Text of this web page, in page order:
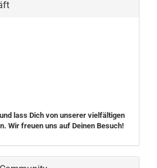
lass Dich von unserer vielfältigen
Wir freuen uns auf Deinen Besuch!